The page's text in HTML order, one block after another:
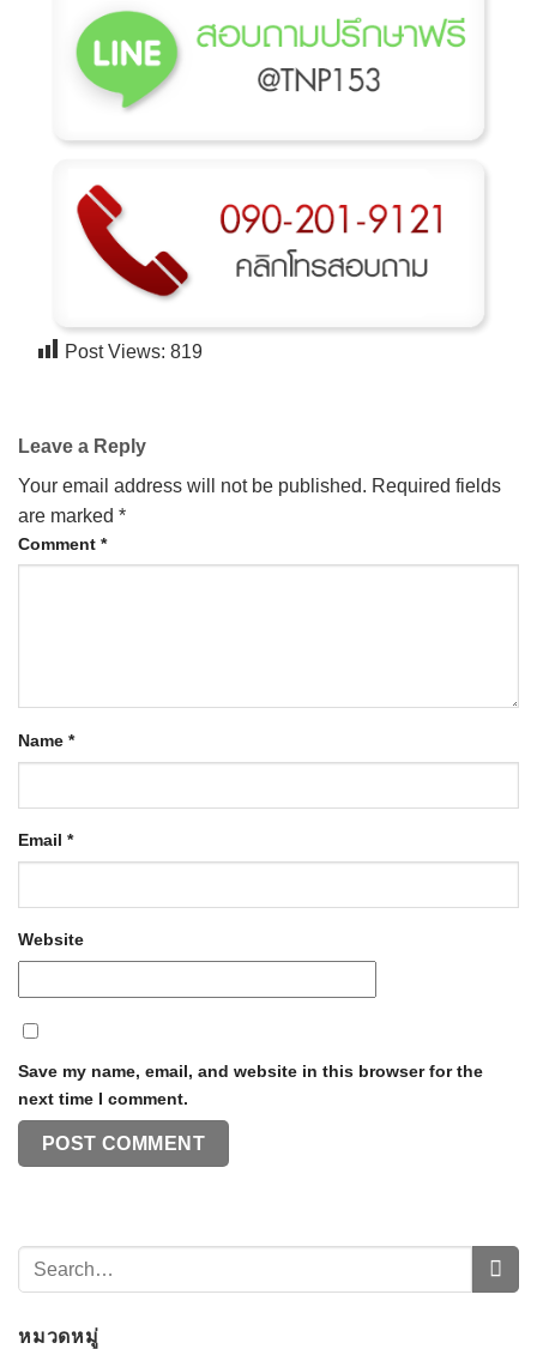
Post Views: 819
Leave a Reply
Your email address will not be published. Required fields
are marked *
Comment *
Name *
Email *
Website
Save my name, email, and website in this browser for the
next time I comment.
หมวดหมู่